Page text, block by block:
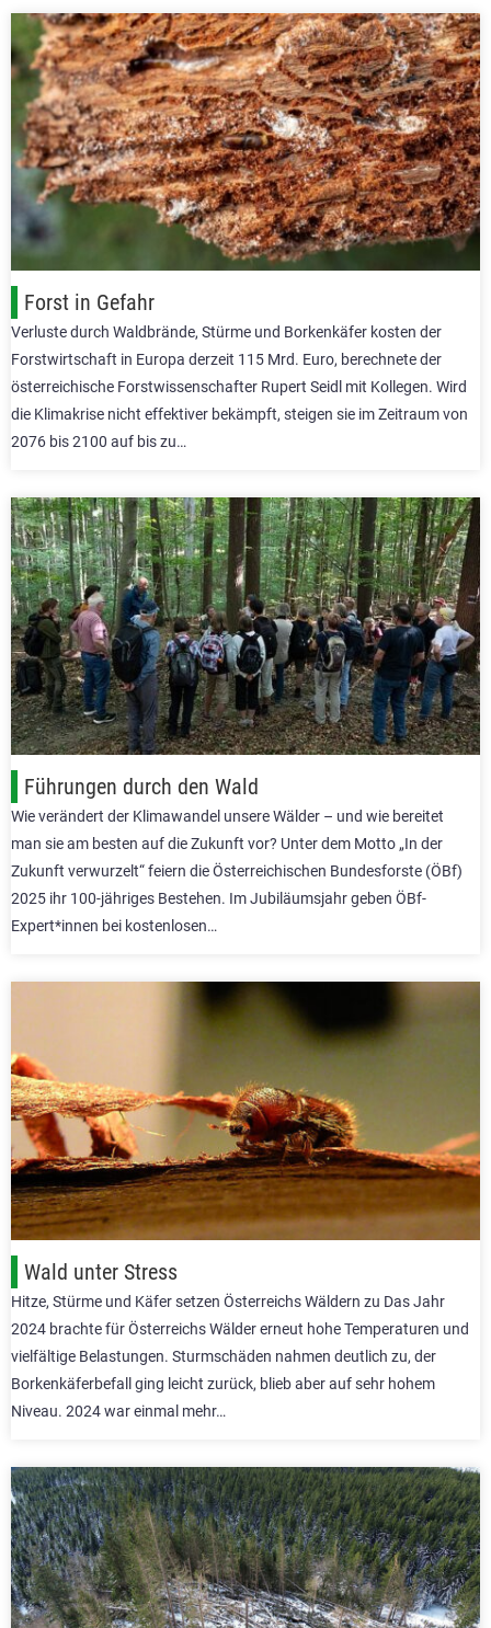
Forst in Gefahr
Verluste durch Waldbrände, Stürme und Borkenkäfer kosten der
Forstwirtschaft in Europa derzeit 115 Mrd. Euro, berechnete der
österreichische Forstwissenschafter Rupert Seidl mit Kollegen. Wird
die Klimakrise nicht effektiver bekämpft, steigen sie im Zeitraum von
2076 bis 2100 auf bis zu…
Führungen durch den Wald
Wie verändert der Klimawandel unsere Wälder – und wie bereitet
man sie am besten auf die Zukunft vor? Unter dem Motto „In der
Zukunft verwurzelt“ feiern die Österreichischen Bundesforste (ÖBf)
2025 ihr 100-jähriges Bestehen. Im Jubiläumsjahr geben ÖBf-
Expert*innen bei kostenlosen…
Wald unter Stress
Hitze, Stürme und Käfer setzen Österreichs Wäldern zu Das Jahr
2024 brachte für Österreichs Wälder erneut hohe Temperaturen und
vielfältige Belastungen. Sturmschäden nahmen deutlich zu, der
Borkenkäferbefall ging leicht zurück, blieb aber auf sehr hohem
Niveau. 2024 war einmal mehr…